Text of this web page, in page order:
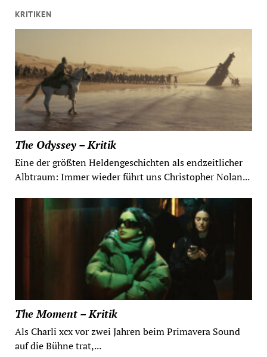
KRITIKEN
The Odyssey – Kritik
Eine der größten Heldengeschichten als endzeitlicher
Albtraum: Immer wieder führt uns Christopher Nolan...
The Moment – Kritik
Als Charli xcx vor zwei Jahren beim Primavera Sound
auf die Bühne trat,...